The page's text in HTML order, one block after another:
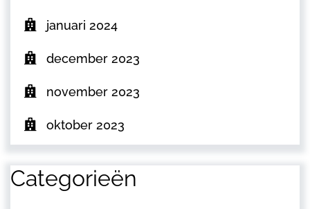
januari 2024
december 2023
november 2023
oktober 2023
Categorieën